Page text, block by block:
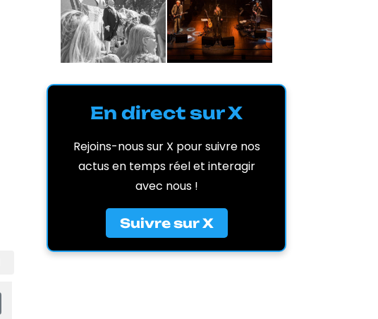
En direct sur X
Rejoins-nous sur X pour suivre nos
actus en temps réel et interagir
avec nous !
Suivre sur X